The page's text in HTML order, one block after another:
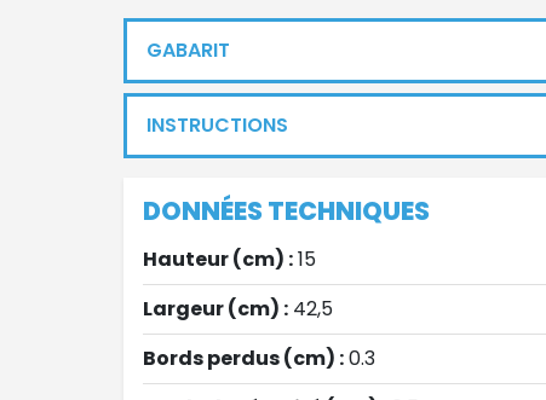
GABARIT
INSTRUCTIONS
DONNÉES TECHNIQUES
Hauteur (cm) :15
Largeur (cm) : 42,5
Bords perdus (cm) :0.3